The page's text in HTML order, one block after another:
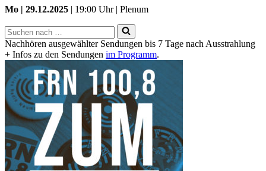
Mo | 29.12.2025 | 19:00 Uhr | Plenum
Suchen
nach …
Nachhören ausgewählter Sendungen bis 7 Tage nach Ausstrahlung
+ Infos zu den Sendungen im Programm.